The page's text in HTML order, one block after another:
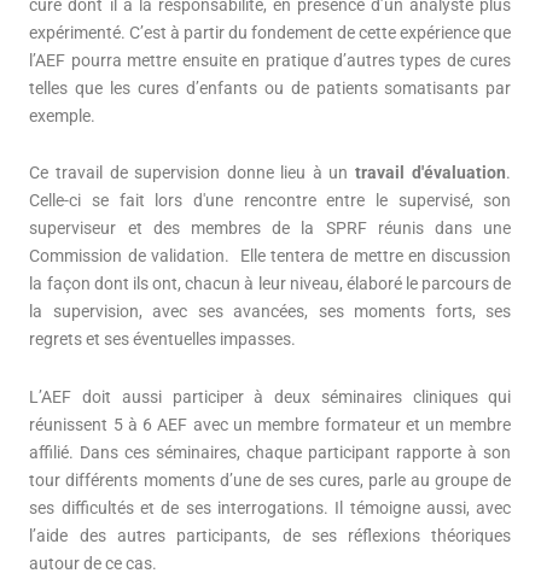
cure dont il a la responsabilité, en présence d’un analyste plus
expérimenté. C’est à partir du fondement de cette expérience que
l’AEF pourra mettre ensuite en pratique d’autres types de cures
telles que les cures d’enfants ou de patients somatisants par
exemple.
Ce travail de supervision donne lieu à un travail d'évaluation.
Celle-ci se fait lors d'une rencontre entre le supervisé, son
superviseur et des membres de la SPRF réunis dans une
Commission de validation. Elle tentera de mettre en discussion
la façon dont ils ont, chacun à leur niveau, élaboré le parcours de
la supervision, avec ses avancées, ses moments forts, ses
regrets et ses éventuelles impasses.
L’AEF doit aussi participer à deux séminaires cliniques qui
réunissent 5 à 6 AEF avec un membre formateur et un membre
affilié. Dans ces séminaires, chaque participant rapporte à son
tour différents moments d’une de ses cures, parle au groupe de
ses difficultés et de ses interrogations. Il témoigne aussi, avec
l’aide des autres participants, de ses réflexions théoriques
autour de ce cas.